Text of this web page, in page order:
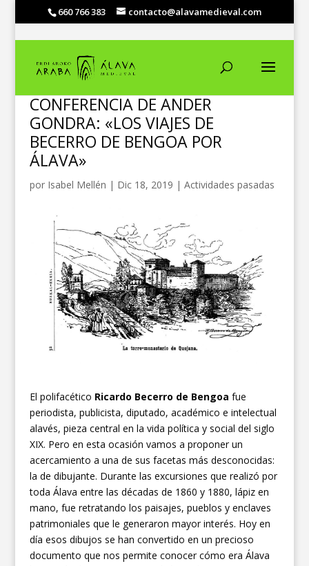
660 766 383 contacto@alavamedieval.com
CONFERENCIA DE ANDER
GONDRA: «LOS VIAJES DE
BECERRO DE BENGOA POR
ÁLAVA»
por Isabel Mellén | Dic 18, 2019 | Actividades pasadas
El polifacético Ricardo Becerro de Bengoa fue
periodista, publicista, diputado, académico e intelectual
alavés, pieza central en la vida política y social del siglo
XIX. Pero en esta ocasión vamos a proponer un
acercamiento a una de sus facetas más desconocidas:
la de dibujante. Durante las excursiones que realizó por
toda Álava entre las décadas de 1860 y 1880, lápiz en
mano, fue retratando los paisajes, pueblos y enclaves
patrimoniales que le generaron mayor interés. Hoy en
día esos dibujos se han convertido en un precioso
documento que nos permite conocer cómo era Álava